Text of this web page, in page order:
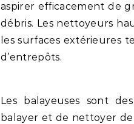
aspirer efficacement de
débris. Les nettoyeurs
les surfaces extérieures
d’entrepôts.
Les balayeuses sont
balayer et de nettoyer